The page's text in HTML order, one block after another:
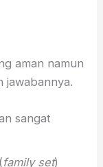
aman namun
jawabannya.
sangat
family set)